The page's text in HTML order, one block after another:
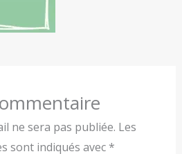
ne sera pas publiée. Les
sont indiqués avec *